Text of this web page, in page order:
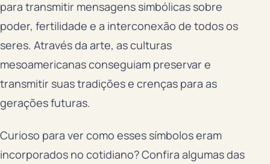
para transmitir mensagens simbólicas sobre
poder, fertilidade e a interconexão de todos os
seres. Através da arte, as culturas
mesoamericanas conseguiam preservar e
transmitir suas tradições e crenças para as
gerações futuras.
Curioso para ver como esses símbolos eram
incorporados no cotidiano? Confira algumas das